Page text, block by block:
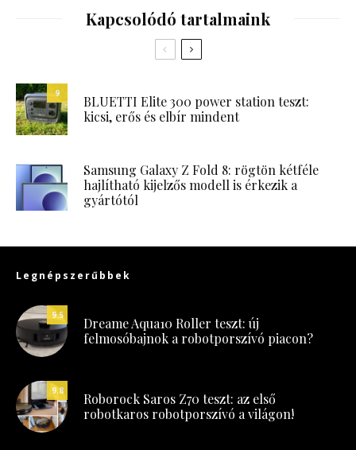
Kapcsolódó tartalmaink
9
BLUETTI Elite 300 power station teszt:
kicsi, erős és elbír mindent
Samsung Galaxy Z Fold 8: rögtön kétféle
hajlítható kijelzős modell is érkezik a
gyártótól
Legnépszerűbbek
9.5
Dreame Aqua10 Roller teszt: új
felmosóbajnok a robotporszívó piacon?
9.8
Roborock Saros Z70 teszt: az első
robotkaros robotporszívó a világon!